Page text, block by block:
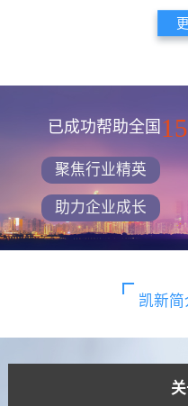
已成功帮助全国
聚焦行业精英
助力企业成长
凯新简